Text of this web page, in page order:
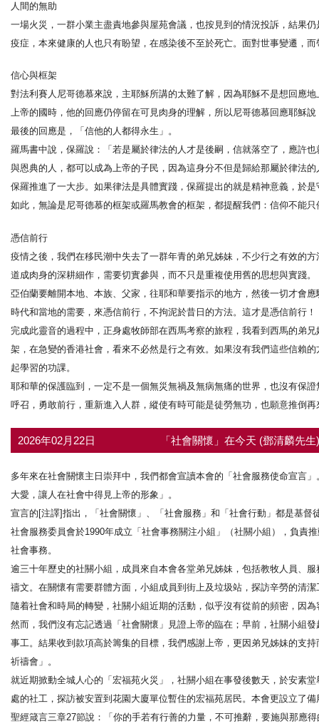
人間的無助
一場火災，一群小業主盡責地參與屋苑會議，也按見到的情況投訴，結果
疫症，本來健康的人也只有盼望，在感染後不至於死亡。面對世事變遷，
信心與框架
對法利賽人尼哥德慕來說，主耶穌所講的太難了解，因為耶穌不是想回應
上帝的國時，他的回應仍停留在可見肉身的理解，所以尼哥德慕回應耶穌
最後的回應是，「信他的人都得永生」。
羅馬書中說，保羅說：「若是屬於律法的人才是後嗣，信就落空了，應許
與恩典的人，都可以成為上帝的子民，因為這身分不但是歸給那屬於律法
保羅推進了一大步。如果律法是具體實踐，保羅提出的就是精神意義，於
如此，無論是尼哥德慕的框架或羅馬教會的框架，都提醒我們：信仰不能
憑信前行
疫情之後，我們在移民潮中失去了一群年青的弟兄姊妹，不少行之有效的
道成肉身的深耕細作，需要切實參與，而不只是重複使用舊的思想與實踐。
亞伯蘭要離開本地、本族、父家，往耶和華要指示的地方，然後一切才會
時代和當地的需要，來憑信前行，不拘泥於昔日的方法。這才是憑信前行！
完成此靈音的過程中，正身處牧師部在西馬考察的旅程，我看到西馬的弟
架，在急變的香港社會，看來不必然是行之有效。如果沒有我們這些信賴
起學習的功課。
耶和華的保護臨到，一定不是一個無災無禍及無病無痛的世界，也沒有保
呼召，勇敢前行，重新進入人群，縱使有時可能是徒勞無功，也願意推倒
2026年02月22日 「社會關懷」在今天 (鄧清麟先
多年來在社會關懷主日崇拜中，我們都會宣讀本會的「社會服務使命宣言
大愛，讓人在社會中得見上帝的形象」。
宣言的[注譯]指出，「社會關懷」、「社會服務」和「社會行動」都是基
社會服務委員會於1990年成立「社會事務關注小組」（社關小組），負責
社會事務。
逾三十年歷史的社關小組，成員來自本會各堂弟兄姊妹，包括教牧人員、
禱文。在關懷有需要群體方面，小組成員到街上及垃圾站，探訪辛勞的清
隨着社會和時局的轉變，社關小組近期的活動，似乎沒有從前的頻密，因
然而，我們沒有忘記透過「社會關懷」見證上帝的臨在；早前，社關小組
事工。結果收到款項高於籌集的目標，我們感謝上帝，更因弟兄姊妹的支
祈禱會」。
就近期掀動全城人心的「宏福苑火災」，社關小組在事發後數天，於安素
處的社工，探訪被安置到花園大廈單位暫住的宏福苑居民。本會更設立了
聖經箴言三章27節說：「你的手若有行善的力量，不可推辭，要施與那應